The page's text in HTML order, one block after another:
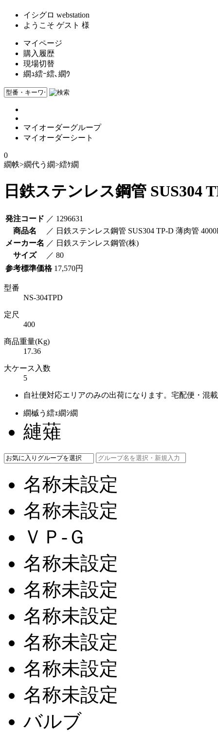
イシグロ webstation
ようこそ ゲスト 様
マイページ
購入履歴
現場切替
繝ｭ繧ｰ繧､繝ｳ
マイオーダーグループ
マイオーダーシート
0
繝帙>繝代う繝>繧ｹ繝
日鉄ステンレス鋼管 SUS304
発注コード ／ 1296631
商品名
／ 日鉄ステンレス鋼管 SUS304 TP-D 薄肉管
メーカー名 ／ 日鉄ステンレス鋼管(株)
サイズ
／ 80
参考標準価格 17,570円
型番
NS-304TPD
定尺
400
商品重量(Kg)
17.36
大ケース入数
5
自社便対応エリアのみの出荷になります。宅配便・混
繝槭う繧ｪ繝ｼ繝
縺薙
名称未設定
名称未設定
ＶＰ-Ｇ
名称未設定
名称未設定
名称未設定
名称未設定
名称未設定
名称未設定
バルブ